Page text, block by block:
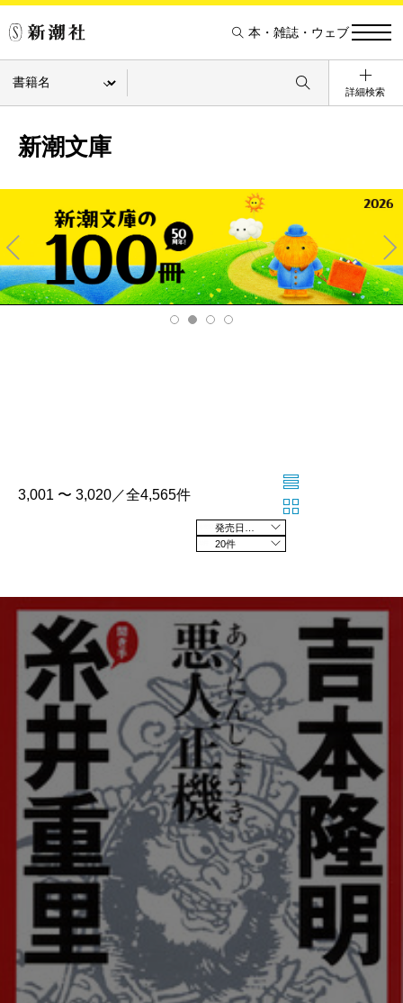
本・雑誌・ウェブ
詳細検索
新潮文庫
Pre
v
Ne
xt
3,001 〜 3,020／全4,565件
20件